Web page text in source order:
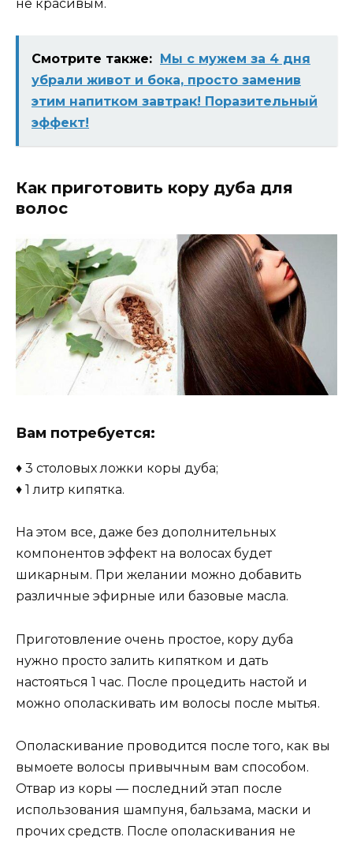
не красивым.
Смотрите также: Мы с мужем за 4 дня
убрали живот и бока, просто заменив
этим напитком завтрак! Поразительный
эффект!
Как приготовить кору дуба для
волос
Вам потребуется:
♦ 3 столовых ложки коры дуба;
♦ 1 литр кипятка.
На этом все, даже без дополнительных
компонентов эффект на волосах будет
шикарным. При желании можно добавить
различные эфирные или базовые масла.
Приготовление очень простое, кору дуба
нужно просто залить кипятком и дать
настояться 1 час. После процедить настой и
можно ополаскивать им волосы после мытья.
Ополаскивание проводится после того, как вы
вымоете волосы привычным вам способом.
Отвар из коры — последний этап после
использования шампуня, бальзама, маски и
прочих средств. После ополаскивания не